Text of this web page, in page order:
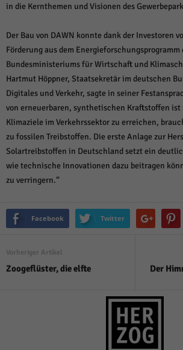
in die Kernthemen und Visionen des
Der Bau von DAWN konnte dank der Investoren
Förderung aus dem Energieforschungsprogramm
Bundesministeriums für Wirtschaft und
Hartmut Höppner, Staatsekretär im deutschen
Digitales und Verkehr, sagte in seiner
von erneuerbaren, synthetischen Kraftstoffen ist
Klimaziele im Verkehrssektor zu erreichen,
zu fossilen Treibstoffen. Die erste Anlage zur
Solartreibstoffen in Deutschland setzt ein
wie technische Innovationen dazu beitragen
zu verringern.“
Facebook Twitter
Vorheriger Artikel
Zoogeflüster, die elfte Der